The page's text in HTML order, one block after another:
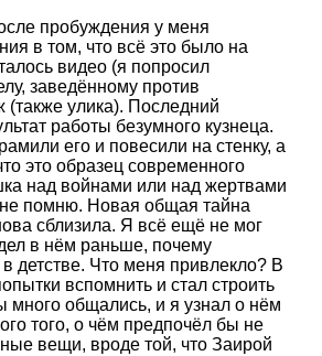
пробуждения у меня
в том, что всё это было на
видео (я попросил
заведённому против
улика). Последний
работы безумного кузнеца.
его и повесили на стенку, а
это образец современного
над войнами или над жертвами
помню. Новая общая тайна
сблизила. Я всё ещё не мог
в нём раньше, почему
детстве. Что меня привлекло? В
вспомнить и стал строить
много общались, и я узнал о нём
того, о чём предпочёл бы не
вещи, вроде той, что Заирой